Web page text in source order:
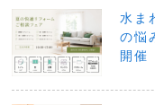
水ま
の悩
開催